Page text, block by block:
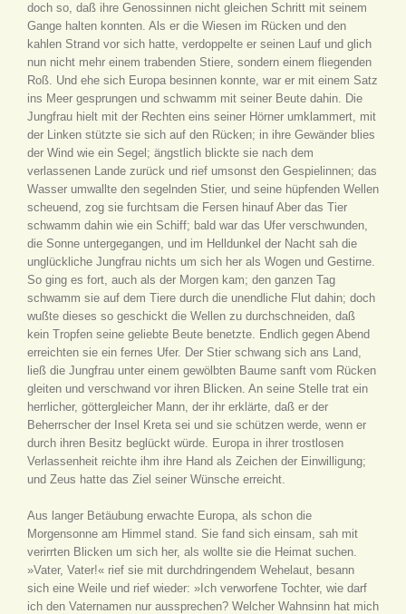
doch so, daß ihre Genossinnen nicht gleichen Schritt mit seinem
Gange halten konnten. Als er die Wiesen im Rücken und den
kahlen Strand vor sich hatte, verdoppelte er seinen Lauf und glich
nun nicht mehr einem trabenden Stiere, sondern einem fliegenden
Roß. Und ehe sich Europa besinnen konnte, war er mit einem Satz
ins Meer gesprungen und schwamm mit seiner Beute dahin. Die
Jungfrau hielt mit der Rechten eins seiner Hörner umklammert, mit
der Linken stützte sie sich auf den Rücken; in ihre Gewänder blies
der Wind wie ein Segel; ängstlich blickte sie nach dem
verlassenen Lande zurück und rief umsonst den Gespielinnen; das
Wasser umwallte den segelnden Stier, und seine hüpfenden Wellen
scheuend, zog sie furchtsam die Fersen hinauf Aber das Tier
schwamm dahin wie ein Schiff; bald war das Ufer verschwunden,
die Sonne untergegangen, und im Helldunkel der Nacht sah die
unglückliche Jungfrau nichts um sich her als Wogen und Gestirne.
So ging es fort, auch als der Morgen kam; den ganzen Tag
schwamm sie auf dem Tiere durch die unendliche Flut dahin; doch
wußte dieses so geschickt die Wellen zu durchschneiden, daß
kein Tropfen seine geliebte Beute benetzte. Endlich gegen Abend
erreichten sie ein fernes Ufer. Der Stier schwang sich ans Land,
ließ die Jungfrau unter einem gewölbten Baume sanft vom Rücken
gleiten und verschwand vor ihren Blicken. An seine Stelle trat ein
herrlicher, göttergleicher Mann, der ihr erklärte, daß er der
Beherrscher der Insel Kreta sei und sie schützen werde, wenn er
durch ihren Besitz beglückt würde. Europa in ihrer trostlosen
Verlassenheit reichte ihm ihre Hand als Zeichen der Einwilligung;
und Zeus hatte das Ziel seiner Wünsche erreicht.
Aus langer Betäubung erwachte Europa, als schon die
Morgensonne am Himmel stand. Sie fand sich einsam, sah mit
verirrten Blicken um sich her, als wollte sie die Heimat suchen.
»Vater, Vater!« rief sie mit durchdringendem Wehelaut, besann
sich eine Weile und rief wieder: »Ich verworfene Tochter, wie darf
ich den Vaternamen nur aussprechen? Welcher Wahnsinn hat mich